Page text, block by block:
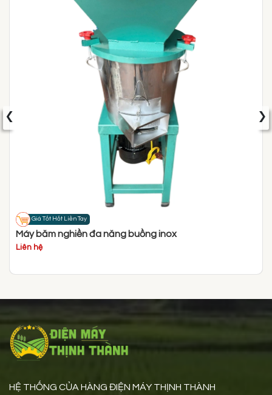
Giá Tốt Hốt Liền Tay
Máy băm nghiền đa năng buồng inox
Liên hệ
‹ ›
HỆ THỐNG CỦA HÀNG ĐIỆN MÁY THỊNH THÀNH